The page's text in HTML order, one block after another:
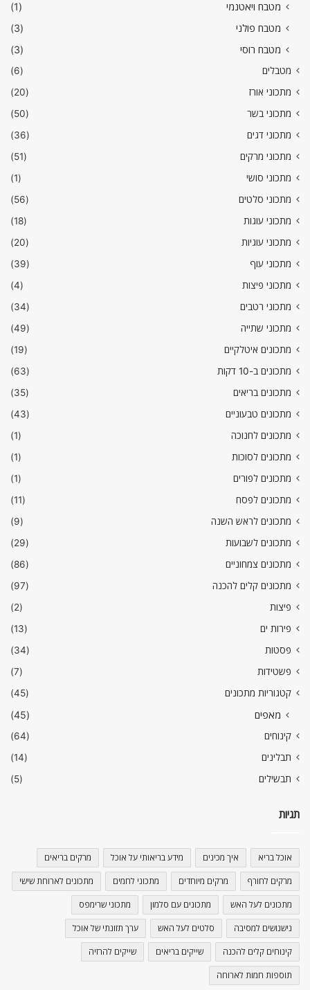
מטבח ויאטנמי
(1)
מטבח פולני
(3)
מטבח רוסי
(3)
מטבלים
(6)
מתכוני אורז
(20)
מתכוני בשר
(50)
מתכוני דגים
(36)
מתכוני מרקים
(51)
מתכוני סושי
(1)
מתכוני סלטים
(56)
מתכוני עוגות
(18)
מתכוני עוגיות
(20)
מתכוני עוף
(39)
מתכוני פיצות
(4)
מתכוני רטבים
(34)
מתכוני שתייה
(49)
מתכונים איטלקיים
(19)
מתכונים ב-10 דקות
(63)
מתכונים בריאים
(35)
מתכונים טבעוניים
(43)
מתכונים לחנוכה
(1)
מתכונים לסוכות
(1)
מתכונים לפורים
(1)
מתכונים לפסח
(11)
מתכונים לראש השנה
(9)
מתכונים לשבועות
(29)
מתכונים צמחוניים
(86)
מתכונים קלים להכנה
(97)
פיצות
(2)
פירות ים
(13)
פסטות
(34)
פשטידות
(7)
קטגוריות מתכונים
(45)
מאפים (45)
קינוחים
(64)
תבלינים
(14)
תבשילים
(5)
תגיות
אוכל בריא איך מכינים מידע בריאותי על אוכל מרקים בריאים
מרקים לחורף מרקים מיוחדים מתכוני לחמים מתכונים לארוחת שישי
מתכונים לעל האש מתכונים עם סלמון מתכוני שרימפס
נישנושים למסיבה סלטים לעל האש ערך תזונתי של אוכל
קינוחים קלים להכנה שייקים בריאים שייקים להרזיה
תוספות חמות לארוחה